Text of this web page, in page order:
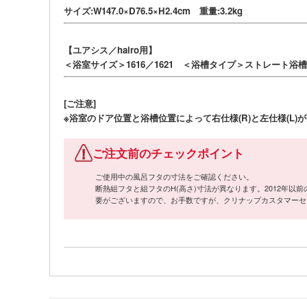
サイズ:W147.0×D76.5×H2.4cm 重量:3.2kg
【ユアシス／hairo用】
＜浴室サイズ＞1616／1621 ＜浴槽タイプ＞ストレート浴
[ご注意]
※浴室のドア位置と浴槽位置によって右仕様(R)と左仕様(L)
ご注文前のチェックポイント
ご使用中の風呂フタの寸法をご確認ください。
断熱組フタと組フタのH(高さ)寸法が異なります。2012年以
要がございますので、お手数ですが、クリナップカスタマー